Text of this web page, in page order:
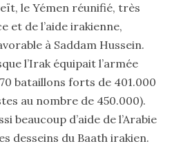
le Yémen réunifié, très
et de l’aide irakienne,
à Saddam Hussein.
l’Irak équipait l’armée
bataillons forts de 401.000
au nombre de 450.000).
beaucoup d’aide de l’Arabie
desseins du Baath irakien.